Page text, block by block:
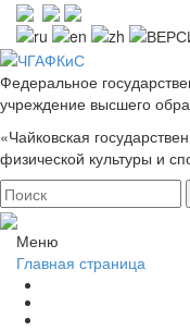
Федеральное
учреждение высшего
«Чайковская
физической культуры и
Меню
Главная страница